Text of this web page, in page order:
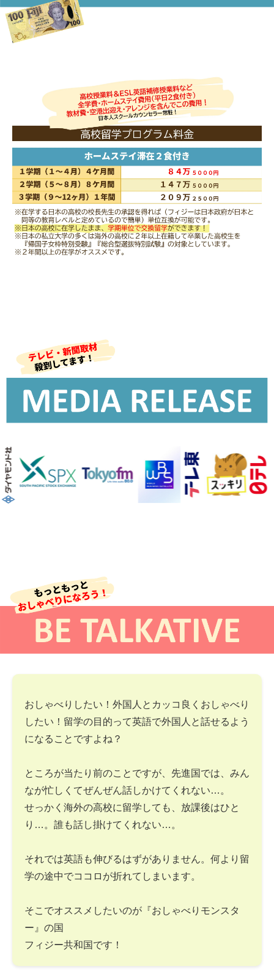
おしゃべりしたい！外国人とカッコ良くおしゃべり
したい！留学の目的って英語で外国人と話せるよう
になることですよね？
ところが当たり前のことですが、先進国では、みん
なが忙しくてぜんぜん話しかけてくれない…。
せっかく海外の高校に留学しても、放課後はひと
り…。誰も話し掛けてくれない…。
それでは英語も伸びるはずがありません。何より留
学の途中でココロが折れてしまいます。
そこでオススメしたいのが『おしゃべりモンスタ
ー』の国
フィジー共和国です！